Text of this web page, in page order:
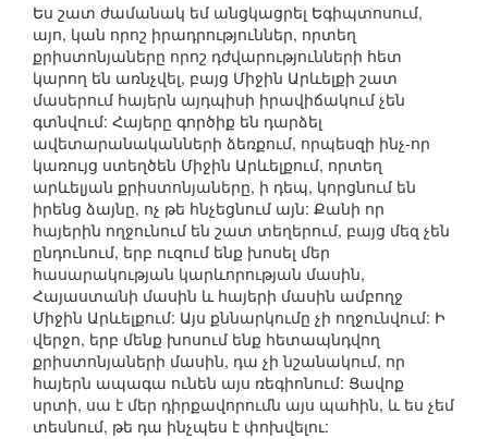
Ես շատ ժամանակ եմ անցկացրել Եգիպտոսում,
այո, կան որոշ իրադրություններ, որտեղ
քրիստոնյաները որոշ դժվարությունների հետ
կարող են առնչվել, բայց Միջին Արևելքի շատ
մասերում հայերն այդպիսի իրավիճակում չեն
գտնվում: Հայերը գործիք են դարձել
ավետարանականների ձեռքում, որպեսզի ինչ-որ
կառույց ստեղծեն Միջին Արևելքում, որտեղ
արևելյան քրիստոնյաները, ի դեպ, կորցնում են
իրենց ձայնը, ոչ թե հնչեցնում այն: Քանի որ
հայերին ողջունում են շատ տեղերում, բայց մեզ չեն
ընդունում, երբ ուզում ենք խոսել մեր
հասարակության կարևորության մասին,
Հայաստանի մասին և հայերի մասին ամբողջ
Միջին Արևելքում: Այս քննարկումը չի ողջունվում: Ի
վերջո, երբ մենք խոսում ենք հետապնդվող
քրիստոնյաների մասին, դա չի նշանակում, որ
հայերն ապագա ունեն այս ռեգիոնում: Ցավոք
սրտի, սա է մեր դիրքավորումն այս պահին, և ես չեմ
տեսնում, թե դա ինչպես է փոխվելու: